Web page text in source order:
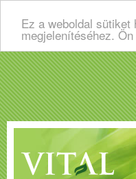
Ez a weboldal
megjelenítéséhez.